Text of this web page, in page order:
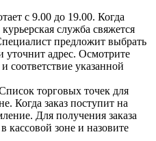
с 9.00 до 19.00. Когда
служба свяжется
предложит выбрать
уточнит адрес. Осмотрите
соответствие указанной
торговых точек для
Когда заказ поступит на
Для получения заказа
кассовой зоне и назовите